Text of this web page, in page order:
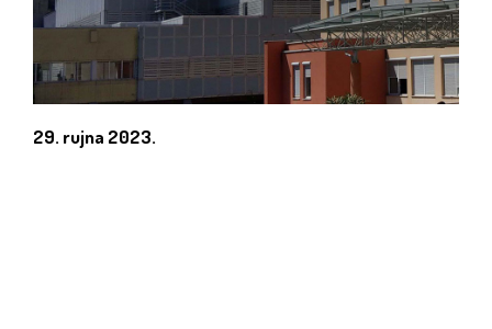
29. rujna 2023.